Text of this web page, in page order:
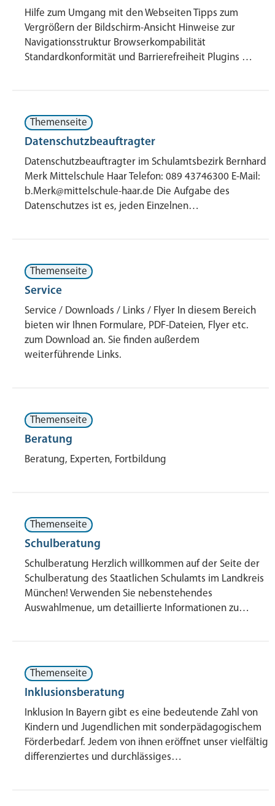
Hilfe zum Umgang mit den Webseiten Tipps zum
Vergrößern der Bildschirm-Ansicht Hinweise zur
Navigationsstruktur Browserkompabilität
Standardkonformität und Barrierefreiheit Plugins …
Themenseite
Datenschutzbeauftragter
Datenschutzbeauftragter im Schulamtsbezirk Bernhard
Merk Mittelschule Haar Telefon: 089 43746300 E-Mail:
b.Merk@mittelschule-haar.de Die Aufgabe des
Datenschutzes ist es, jeden Einzelnen…
Themenseite
Service
Service / Downloads / Links / Flyer In diesem Bereich
bieten wir Ihnen Formulare, PDF-Dateien, Flyer etc.
zum Download an. Sie finden außerdem
weiterführende Links.
Themenseite
Beratung
Beratung, Experten, Fortbildung
Themenseite
Schulberatung
Schulberatung Herzlich willkommen auf der Seite der
Schulberatung des Staatlichen Schulamts im Landkreis
München! Verwenden Sie nebenstehendes
Auswahlmenue, um detaillierte Informationen zu…
Themenseite
Inklusionsberatung
Inklusion In Bayern gibt es eine bedeutende Zahl von
Kindern und Jugendlichen mit sonderpädagogischem
Förderbedarf. Jedem von ihnen eröffnet unser vielfältig
differenziertes und durchlässiges…